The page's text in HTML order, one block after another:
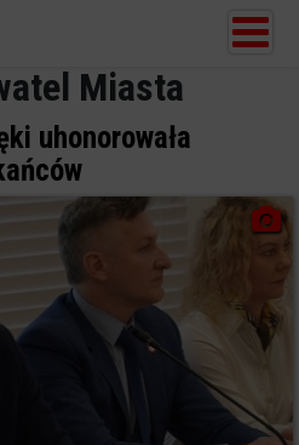
Miasta
uhonorowała